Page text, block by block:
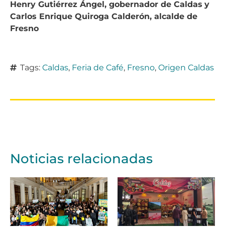
Henry Gutiérrez Ángel, gobernador de Caldas y
Carlos Enrique Quiroga Calderón, alcalde de
Fresno
Tags: Caldas, Feria de Café, Fresno, Origen Caldas
Noticias relacionadas